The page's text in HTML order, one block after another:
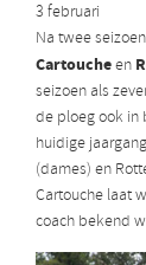
3 februari
Na twee
Cartoucheen
seizoen als
de ploeg ook in
huidige
(dames) en
Cartouche laat
coach bekend